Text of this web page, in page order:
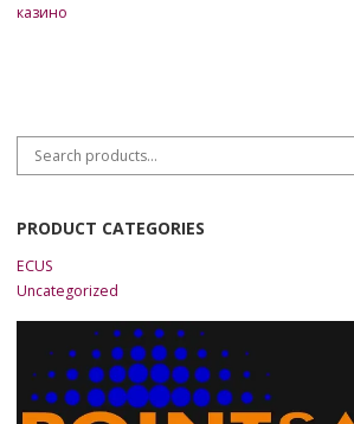
казино
Search for:
PRODUCT CATEGORIES
ECUS
Uncategorized